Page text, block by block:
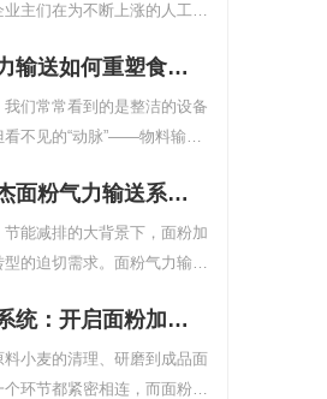
主们在为不断上涨的人工成
人惊喜的“经济答卷”。
何重塑食品生产的“血脉”
们常常看到的是整洁的设备
看不见的“动脉”——物料输送
渐被一种更高效、更洁净的
。
输送系统引领行业低碳转型
能减排的大背景下，面粉加
的迫切需求。面粉气力输送
产成本和环境影响。维杰自
系统，以绿色节能为核心理
碳转型提供了有力支持。
面粉加工的智能高效新时代
小麦的清理、研磨到成品面
环节都紧密相连，而面粉的